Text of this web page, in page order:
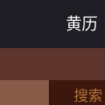
黄历
搜索